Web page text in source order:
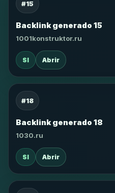
#15
Backlink generado 15
1001konstruktor.ru
SI Abrir
#18
Backlink generado 18
1030.ru
SI Abrir